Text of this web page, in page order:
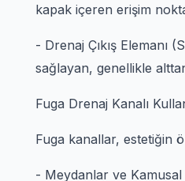
kapak içeren erişim
- Drenaj Çıkış Elemanı
sağlayan, genellikle
Fuga Drenaj Kanalı
Fuga kanallar, estetiğin
- Meydanlar ve